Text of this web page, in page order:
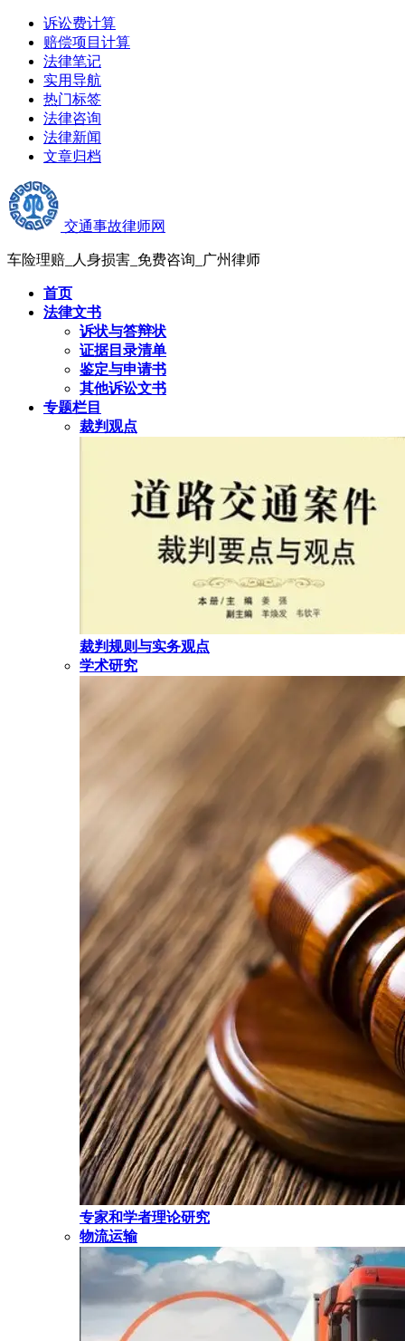
诉讼费计算
赔偿项目计算
法律笔记
实用导航
热门标签
法律咨询
法律新闻
文章归档
交通事故律师网
车险理赔_人身损害_免费咨询_广州律师
首页
法律文书
诉状与答辩状
证据目录清单
鉴定与申请书
其他诉讼文书
专题栏目
裁判观点
裁判规则与实务观点
学术研究
专家和学者理论研究
物流运输